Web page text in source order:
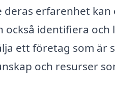
erfarenhet kan
identifiera och
ett företag som är
och resurser